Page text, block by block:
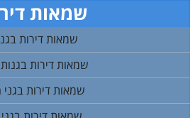
שמאות
שמאות דירות
שמאות דירות
שמאות דירות